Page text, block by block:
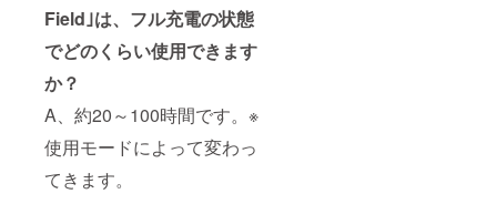
Field｣は、フル充電の状態
でどのくらい使用できます
か？
A、約20～100時間です。※
使用モードによって変わっ
てきます。